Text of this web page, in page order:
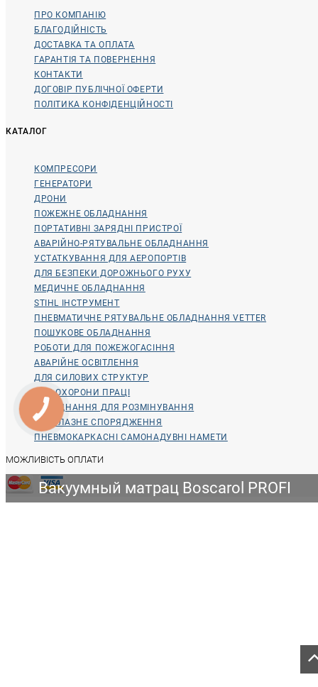
Вакуумный матрац Boscarol PROFI
ПРО КОМПАНІЮ
БЛАГОДІЙНІСТЬ
ДОСТАВКА ТА ОПЛАТА
ГАРАНТІЯ ТА ПОВЕРНЕННЯ
КОНТАКТИ
ДОГОВІР ПУБЛІЧНОЇ ОФЕРТИ
ПОЛІТИКА КОНФІДЕНЦІЙНОСТІ
КАТАЛОГ
КОМПРЕСОРИ
ГЕНЕРАТОРИ
ДРОНИ
ПОЖЕЖНЕ ОБЛАДНАННЯ
ПОРТАТИВНІ ЗАРЯДНІ ПРИСТРОЇ
АВАРІЙНО-РЯТУВАЛЬНЕ ОБЛАДНАННЯ
УСТАТКУВАННЯ ДЛЯ АЕРОПОРТІВ
ДЛЯ БЕЗПЕКИ ДОРОЖНЬОГО РУХУ
МЕДИЧНЕ ОБЛАДНАННЯ
STIHL ІНСТРУМЕНТ
ПНЕВМАТИЧНЕ РЯТУВАЛЬНЕ ОБЛАДНАННЯ VETTER
ПОШУКОВЕ ОБЛАДНАННЯ
РОБОТИ ДЛЯ ПОЖЕЖОГАСІННЯ
АВАРІЙНЕ ОСВІТЛЕННЯ
ДЛЯ СИЛОВИХ СТРУКТУР
ДЛЯ ОХОРОНИ ПРАЦІ
ОБЛАДНАННЯ ДЛЯ РОЗМІНУВАННЯ
ВОДОЛАЗНЕ СПОРЯДЖЕННЯ
ПНЕВМОКАРКАСНІ САМОНАДУВНІ НАМЕТИ
МОЖЛИВІСТЬ ОПЛАТИ